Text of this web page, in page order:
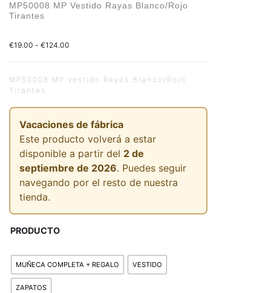
MP50008 MP Vestido Rayas Blanco/Rojo
Tirantes
€19.00 - €124.00
MP50008 MP Vestido Rayas Blanco/Rojo
Tirantes
Vacaciones de fábrica
Este producto volverá a estar
disponible a partir del 2 de
septiembre de 2026. Puedes seguir
navegando por el resto de nuestra
tienda.
PRODUCTO
MUÑECA COMPLETA + REGALO VESTIDO
ZAPATOS